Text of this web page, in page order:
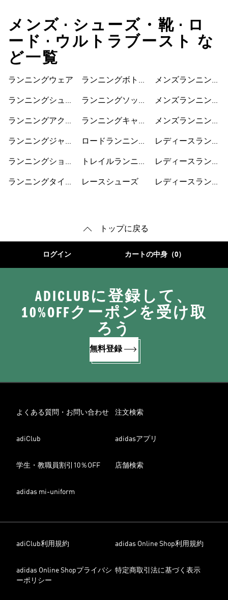
メンズ • シューズ・靴 • ロ
ード • ウルトラブースト な
ど一覧
ランニングウェア
ランニングシュー
ランニングアクセ
ランニングジャケ
ランニングショー
ランニングタイ
ランニングボトム
ランニングソック
ランニングキャッ
ロードランニング
トレイルランニン
レースシューズ
メンズランニング
メンズランニング
メンズランニング
レディースランニ
レディースランニ
ツ
レディースランニ
トップに戻る
ログイン カートの中身（0）
ADICLUBに登録して、
10%OFFクーポンを受け取
ろう
無料登録
よくある質問・お問い合わせ 注文検索
adiClub adidasアプリ
学生・教職員割引10％OFF 店舗検索
adidas mi-uniform
adiClub利用規約 adidas Online Shop利用規約
adidas Online Shopプライバシ
ーポリシー
特定商取引法に基づく表示